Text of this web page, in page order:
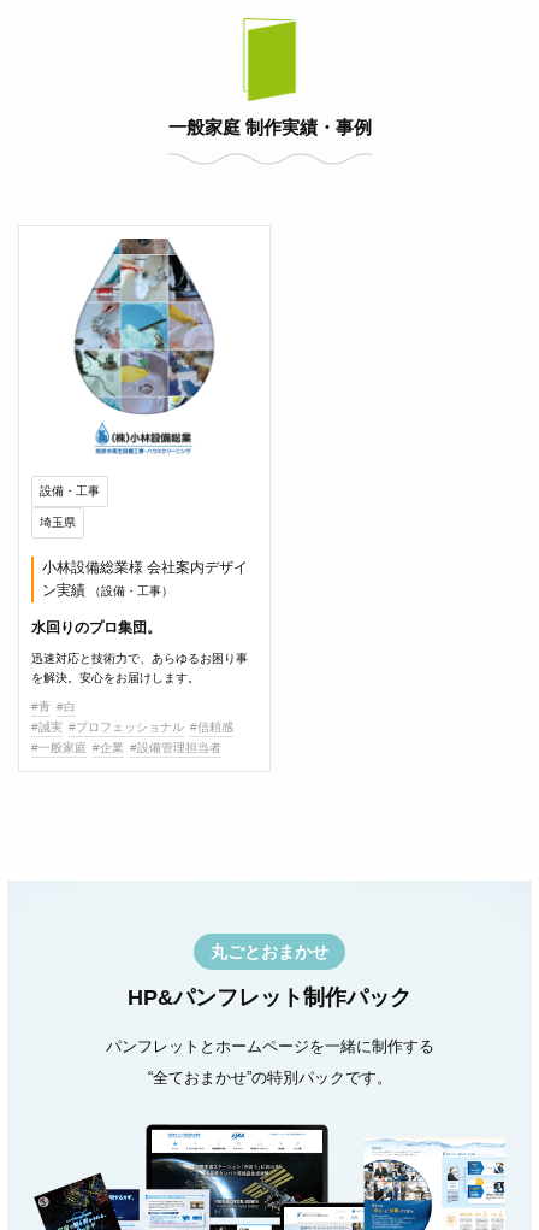
一般家庭 制作実績・事例
設備・工事
埼玉県
小林設備総業様 会社案内デザイ
ン実績
（設備・工事）
水回りのプロ集団。
迅速対応と技術力で、あらゆるお困り事
を解決。安心をお届けします。
#青 #白
#誠実 #プロフェッショナル #信頼感
#一般家庭 #企業 #設備管理担当者
丸ごとおまかせ
HP&パンフレット制作パック
パンフレットとホームページを一緒に制作する
“全ておまかせ”の特別パックです。